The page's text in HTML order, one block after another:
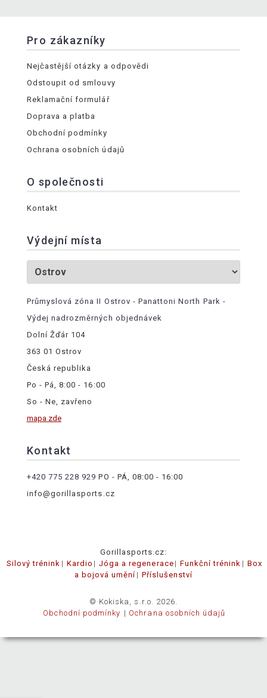
Pro zákazníky
Nejčastější otázky a odpovědi
Odstoupit od smlouvy
Reklamační formulář
Doprava a platba
Obchodní podmínky
Ochrana osobních údajů
O společnosti
Kontakt
Výdejní místa
Průmyslová zóna II Ostrov - Panattoni North Park -
Výdej nadrozměrných objednávek
Dolní Žďár 104
363 01 Ostrov
Česká republika
Po - Pá, 8:00 - 16:00
So - Ne, zavřeno
mapa zde
Kontakt
+420 775 228 929 PO - PÁ, 08:00 - 16:00
info@gorillasports.cz
Gorillasports.cz:
Silový trénink
Kardio Jóga a regenerace Funkční trénink
Box
a bojová umění
Příslušenství
© Kokiska, s.r.o. 2026.
Obchodní podmínky
Ochrana osobních údajů